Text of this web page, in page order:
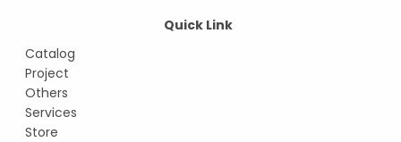
Quick Link
Catalog
Project
Others
Services
Store